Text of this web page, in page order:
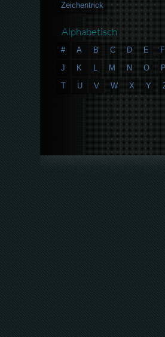
Zeichentrick
Alphabetisch
# A B C D E F
J
K L M N O P
T
U V W X Y